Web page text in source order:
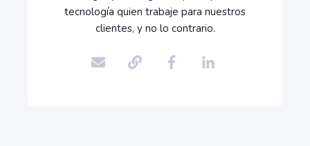
tecnología quien trabaje para nuestros
clientes, y no lo contrario.